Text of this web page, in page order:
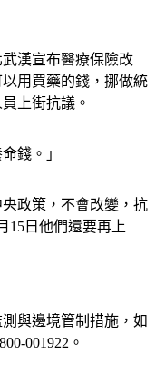
市都宣布要縮減公務
漢宣布醫療保險改
用買藥的錢，挪做統
政策，不會改變，抗
日他們還要再上
與邊境管制措施，